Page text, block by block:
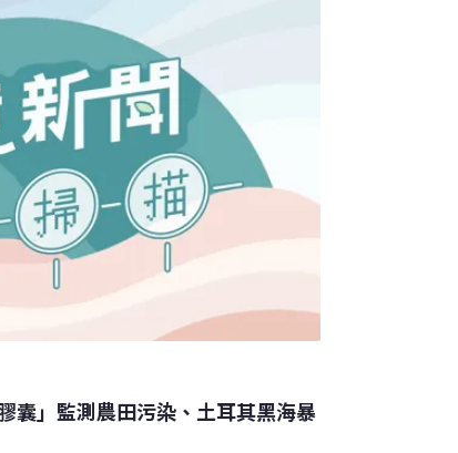
囊」監測農田污染、土耳其黑海暴